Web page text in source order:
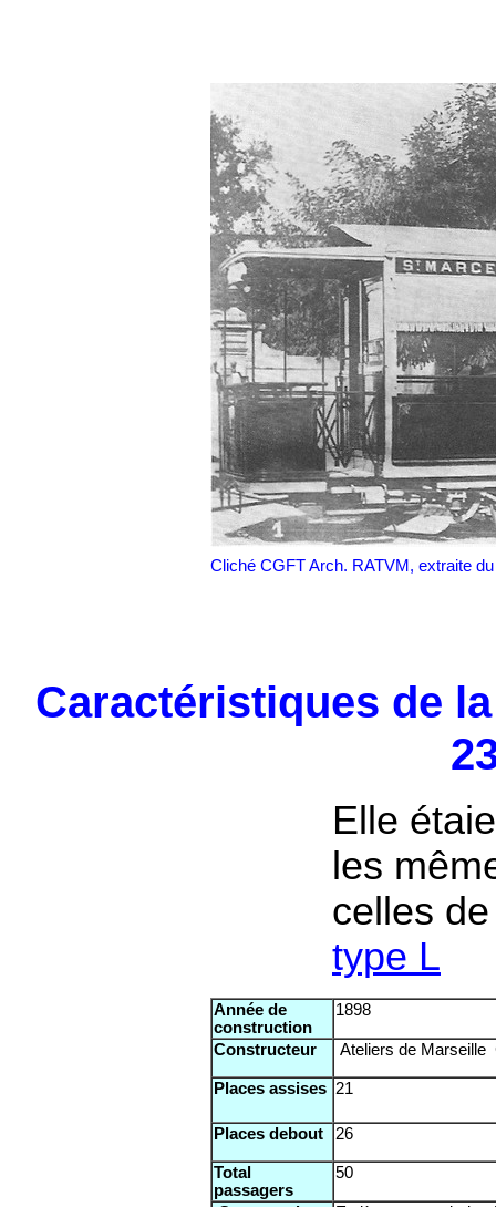
Cliché CGFT Arch. RATVM, extraite
Caractéristiques de
Elle
les
celles
type L
Année de
construction
1898
Constructeur Ateliers de Marseille
Places assises 21
Places debout 26
Total
passagers
50